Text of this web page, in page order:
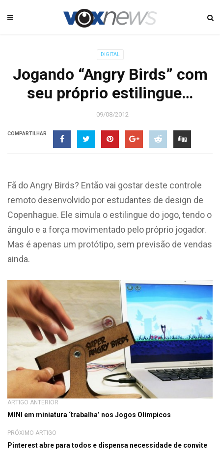
DIGITAL
Jogando “Angry Birds” com
seu próprio estilingue…
09/08/2012
COMPARTILHAR
Fã do Angry Birds? Então vai gostar deste controle
remoto desenvolvido por estudantes de design de
Copenhague. Ele simula o estilingue do jogo, tendo o
ângulo e a força movimentado pelo próprio jogador.
Mas é apenas um protótipo, sem previsão de vendas
ainda.
ARTIGO ANTERIOR
MINI em miniatura ‘trabalha’ nos Jogos Olímpicos
PRÓXIMO ARTIGO
Pinterest abre para todos e dispensa necessidade de convite